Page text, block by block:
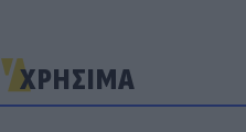
ΧΡΗΣΙΜΑ